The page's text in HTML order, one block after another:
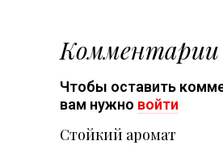
Комментарии
Чтобы оставить
вам нужно войти
Стойкий аромат